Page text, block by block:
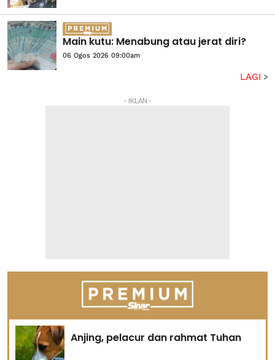
Main kutu: Menabung atau jerat diri?
06 Ogos 2026 09:00am
LAGI
- IKLAN -
Anjing, pelacur dan rahmat Tuhan